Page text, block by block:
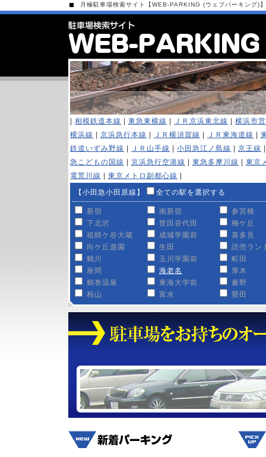
月極駐車場検索サイト【WEB-PARKING (ウェブパーキング
相模鉄道本線 東急東横線 ＪＲ京浜東北線
横浜市
横浜線
京浜急行本線 ＪＲ横須賀線 ＪＲ東海道線
鉄道いずみ野線
ＪＲ山手線 小田急江ノ島線 京王線
急こどもの国線
京浜急行空港線 東急多摩川線
東京
電荒川線
東京メトロ副都心線
【小田急小田原線】
全ての駅を選択する
新宿 南新宿
参宮橋
下北沢
世田谷代田
梅ケ丘
祖師ケ谷大蔵
成城学園前
喜多見
向ケ丘遊園
生田
読売ラン
鶴川
玉川学園前
町田
座間
海老名
厚木
鶴巻温泉
東海大学前
秦野
栢山
富水 螢田